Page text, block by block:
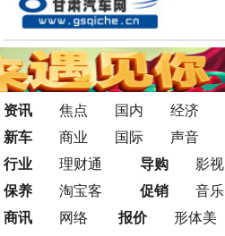
资讯 焦点 国内 经济
新车
商业 国际 声音
行业
理财通
保养
淘宝客
导购
影视
促销
音乐
商讯
网络
报价
形体美